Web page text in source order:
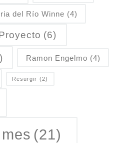
del Río Winne (4)
(6)
Ramon Engelmo (4)
Resurgir (2)
(21)